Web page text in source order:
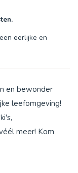
eerlijke en
en bewonder
leefomgeving!
meer! Kom